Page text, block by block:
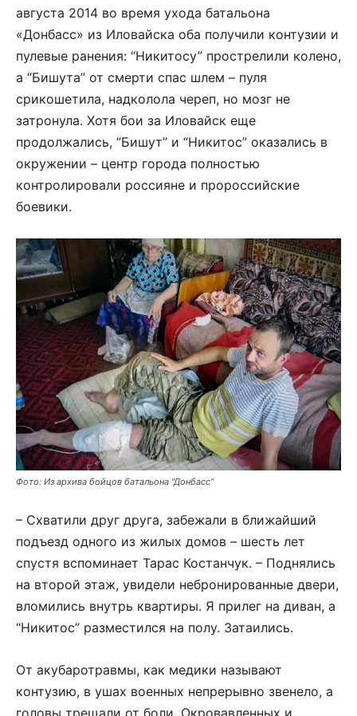
августа 2014 во время ухода батальона
«Донбасс» из Иловайска оба получили контузии и
пулевые ранения: “Никитосу” прострелили колено,
а “Бишута” от смерти спас шлем – пуля
срикошетила, надколола череп, но мозг не
затронула. Хотя бои за Иловайск еще
продолжались, “Бишут” и “Никитос” оказались в
окружении – центр города полностью
контролировали россияне и пророссийские
боевики.
Фото: Из архива бойцов батальона “Донбасс”
– Схватили друг друга, забежали в ближайший
подъезд одного из жилых домов – шесть лет
спустя вспоминает Тарас Костанчук. – Поднялись
на второй этаж, увидели небронированные двери,
вломились внутрь квартиры. Я прилег на диван, а
“Никитос” разместился на полу. Затаились.
От акубаротравмы, как медики называют
контузию, в ушах военных непрерывно звенело, а
головы трещали от боли. Окровавленных и